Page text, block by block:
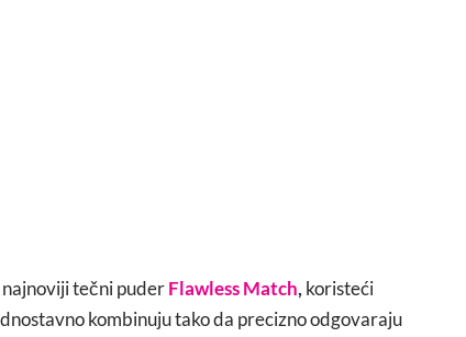
tečni puderFlawless Match, koristeći
kombinuju tako da precizno odgovaraju